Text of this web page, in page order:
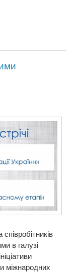
в галузі
міжнародних